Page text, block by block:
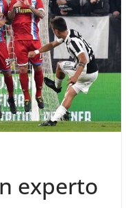
experto